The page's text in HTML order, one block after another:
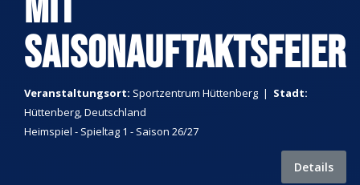
SAISONAUFTAKTSFEIER
Veranstaltungsort: Sportzentrum Hüttenberg | Stadt:
Hüttenberg, Deutschland
Heimspiel - Spieltag 1 - Saison 26/27
Details